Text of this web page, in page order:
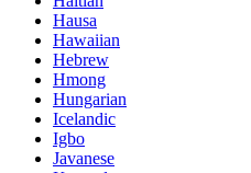
Hausa
Hawaiian
Hebrew
Hmong
Hungarian
Icelandic
Igbo
Javanese